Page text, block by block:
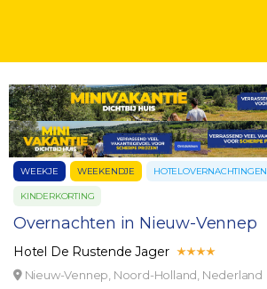
WEEKJE WEEKENDJE HOTELOVERNACHTINGEN
KINDERKORTING
Overnachten in Nieuw-Vennep
Hotel De Rustende Jager
Nieuw-Vennep, Noord-Holland, Nederland